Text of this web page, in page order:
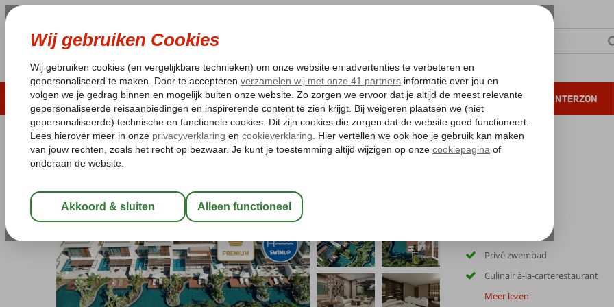
LAST MINUTE ZOMER 2026 ZONVAKANTIE VERRE REIZEN ALL INCLUSIVE WINTERZON
Pakketgarantie Laagsteprijsgarantie* Gratis annuleren*
Home
Turkije Turkse Riviera
Bayou Villas Lara Barut Collection
Ultra All Inclusive-Hotel
Privé zwembad
Culinair à-la-carterestaurant
Meer lezen